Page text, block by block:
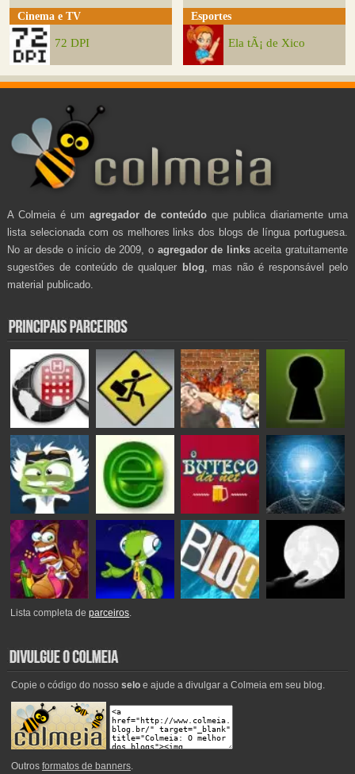
Cinema e TV
72 DPI
Esportes
Ela tÃ¡ de Xico
A Colmeia é um agregador de conteúdo que publica diariamente uma
lista selecionada com os melhores links dos blogs de língua portuguesa.
No ar desde o início de 2009, o agregador de linksaceita gratuitamente
sugestões de conteúdo de qualquer blog , mas não é responsável pelo
material publicado.
Lista completa deparceiros.
Copie o código do nosso seloe ajude a divulgar a Colmeia em seu blog.
Outros formatos de banners.